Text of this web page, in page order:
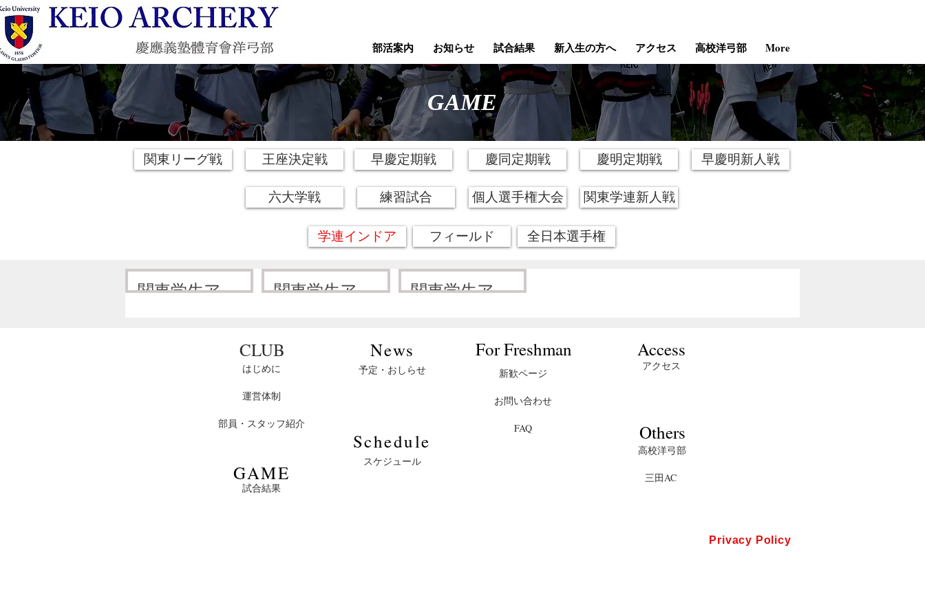
部活案内 お知らせ 試合結果 新入生の方へ アクセス 高校洋弓部 More
GAME
関東リーグ戦 王座決定戦
六大学戦
早慶定期戦
練習試合
慶同定期戦
個人選手権大会
慶明定期戦 早慶明新人戦
関東学連新人戦
学連インドア フィールド 全日本選手権
関東学生アー
関東学生アー
関東学生アー
手権大会結果
慶應義塾體育會洋弓部
2022年12月19日
​CLUB
はじめに
運営体制
部員・スタッフ紹介
​GAME
試合結果
​News
予定・おしらせ
​For Freshman
新歓ページ
​Access
アクセス
お問い合わせ
​Schedule
FAQ
スケジュール
Others
高校洋弓部
三田AC
Privacy Policy